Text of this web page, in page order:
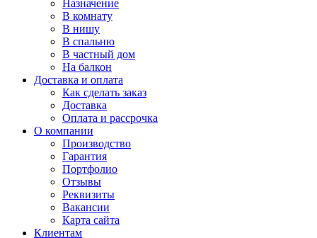
Назначение
В комнату
В нишу
В спальню
В частный дом
На балкон
Доставка и оплата
Как сделать заказ
Доставка
Оплата и рассрочка
О компании
Производство
Гарантия
Портфолио
Отзывы
Реквизиты
Вакансии
Карта сайта
Клиентам